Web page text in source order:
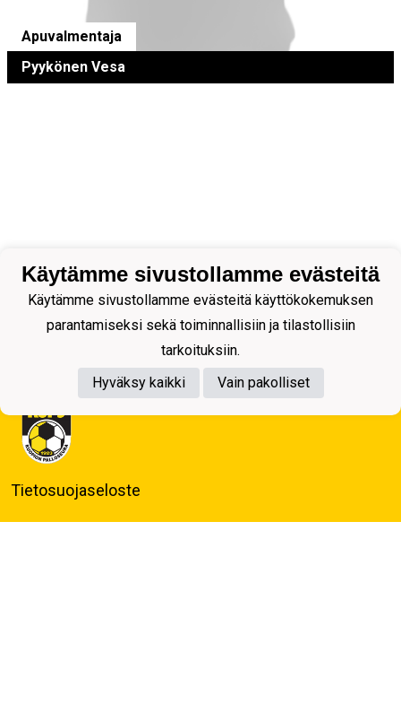
Apuvalmentaja
Pyykönen Vesa
Tietosuojaseloste
Käytämme sivustollamme evästeitä
Käytämme sivustollamme evästeitä käyttökokemuksen
parantamiseksi sekä toiminnallisiin ja tilastollisiin
tarkoituksiin.
Hyväksy kaikki
Vain pakolliset